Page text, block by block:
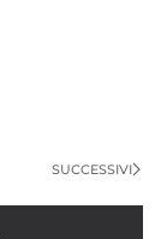
SUCCESSIVI